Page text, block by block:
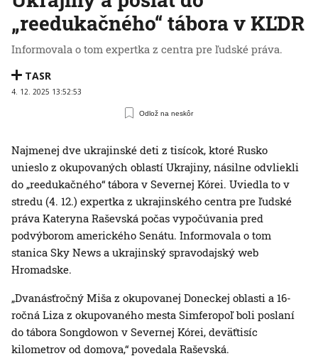
„reedukačného“ tábora v KĽDR
Informovala o tom expertka z centra pre ľudské práva.
TASR
4. 12. 2025 13:52:53
Odlož na neskôr
Najmenej dve ukrajinské deti z tisícok, ktoré Rusko
unieslo z okupovaných oblastí Ukrajiny, násilne odvliekli
do „reedukačného“ tábora v Severnej Kórei. Uviedla to v
stredu (4. 12.) expertka z ukrajinského centra pre ľudské
práva Kateryna Raševská počas vypočúvania pred
podvýborom amerického Senátu. Informovala o tom
stanica Sky News a ukrajinský spravodajský web
Hromadske.
„Dvanásťročný Miša z okupovanej Doneckej oblasti a 16-
ročná Liza z okupovaného mesta Simferopoľ boli poslaní
do tábora Songdowon v Severnej Kórei, deväťtisíc
kilometrov od domova,“ povedala Raševská.